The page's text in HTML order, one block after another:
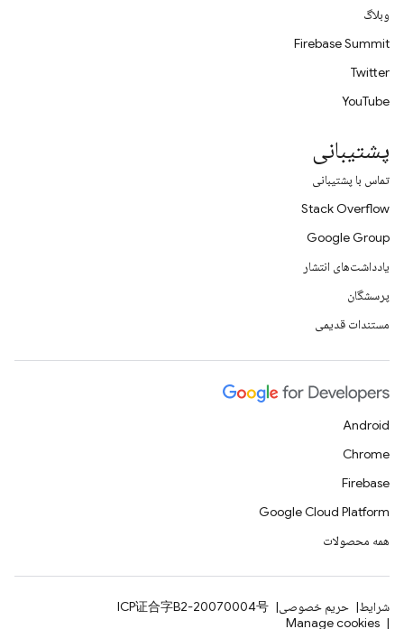
وبلاگ
Firebase Summit
Twitter
YouTube
پشتیبانی
تماس با پشتیبانی
Stack Overflow
Google Group
یادداشت‌های انتشار
پرسشگان
مستندات قدیمی
Android
Chrome
Firebase
Google Cloud Platform
همه محصولات
شرایط حریم خصوصی
ICP证合字B2-20070004号
Manage cookies